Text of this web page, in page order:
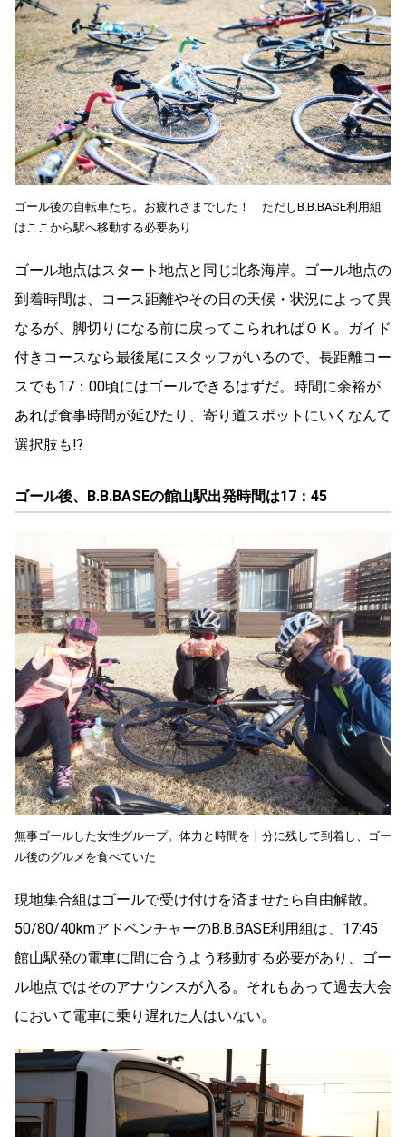
ゴール後の自転車たち。お疲れさまでした！ ただしB.B.BASE利用組
はここから駅へ移動する必要あり
ゴール地点はスタート地点と同じ北条海岸。ゴール地点の
到着時間は、コース距離やその日の天候・状況によって異
なるが、脚切りになる前に戻ってこられればＯＫ。ガイド
付きコースなら最後尾にスタッフがいるので、長距離コー
スでも17：00頃にはゴールできるはずだ。時間に余裕が
あれば食事時間が延びたり、寄り道スポットにいくなんて
選択肢も⁉
ゴール後、B.B.BASEの館山駅出発時間は17：45
無事ゴールした女性グループ。体力と時間を十分に残して到着し、ゴー
ル後のグルメを食べていた
現地集合組はゴールで受け付けを済ませたら自由解散。
50/80/40kmアドベンチャーのB.B.BASE利用組は、17:45
館山駅発の電車に間に合うよう移動する必要があり、ゴー
ル地点ではそのアナウンスが入る。それもあって過去大会
において電車に乗り遅れた人はいない。